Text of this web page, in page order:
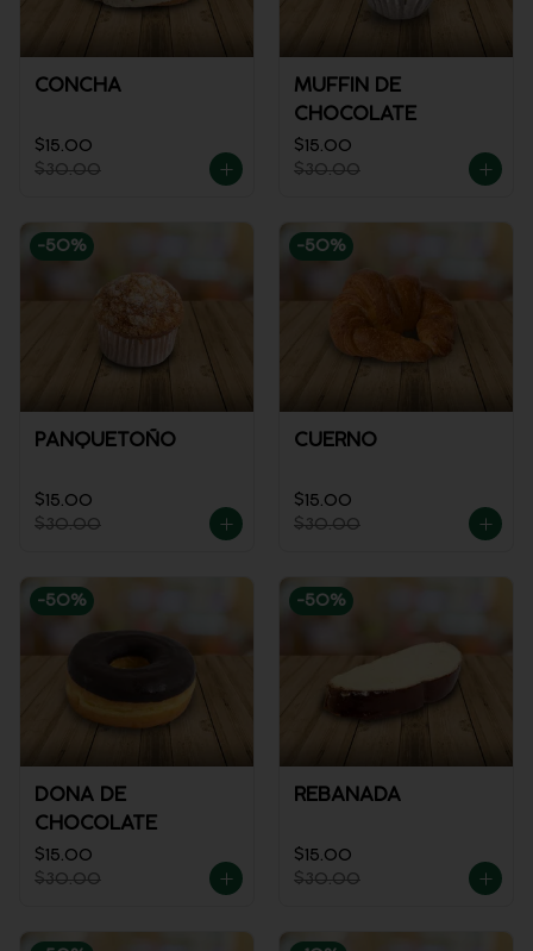
CONCHA
$15.00
$30.00
MUFFIN DE
CHOCOLATE
$15.00
$30.00
-50%
PANQUETOÑO
$15.00
$30.00
-50%
CUERNO
$15.00
$30.00
-50%
DONA DE
CHOCOLATE
$15.00
$30.00
-50%
REBANADA
$15.00
$30.00